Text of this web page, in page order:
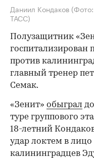
Даниил Кондаков
ТАСС)
Полузащитник
госпитализирован
против
главный тренер
Семак.
«Зенит» обыграл
туре группового
18-летний
удар локтем в
калининградцев